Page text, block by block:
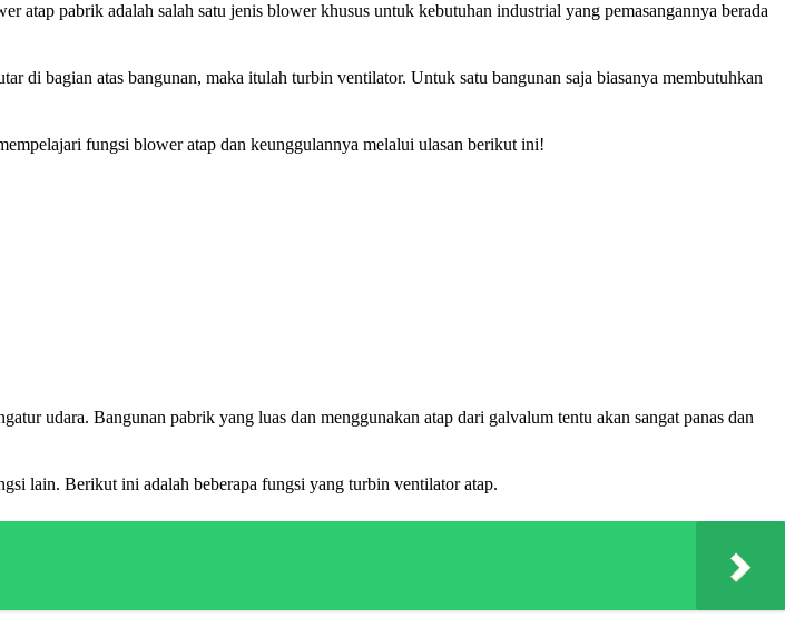
pabrik adalah salah satu jenis blower khusus untuk kebutuhan industrial yang pemasangannya berada
bagian atas bangunan, maka itulah turbin ventilator. Untuk satu bangunan saja biasanya membutuhkan
fungsi blower atap dan keunggulannya melalui ulasan berikut ini!
udara. Bangunan pabrik yang luas dan menggunakan atap dari galvalum tentu akan sangat panas dan
lain. Berikut ini adalah beberapa fungsi yang turbin ventilator atap.